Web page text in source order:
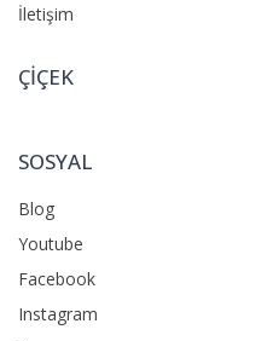
İletişim
ÇİÇEK
SOSYAL
Blog
Youtube
Facebook
Instagram